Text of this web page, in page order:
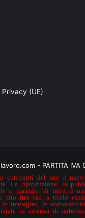
Privacy (UE)
- PARTITA IVA
contenuti del sito è
La riproduzione, la
o parziale, di tutto il
sito (tra cui, a titolo
immagini, le
in assenza di